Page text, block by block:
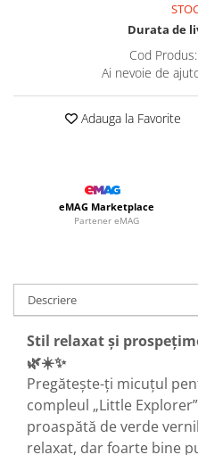
Durata de
Cod Produs:
Ai nevoie de
Adauga la Favorite
eMAG Marketplace
Partener eMAG
Descriere
Stil relaxat și
🌿☀️✨
Pregătește-ți micuțul
compleul „Little
proaspătă de verde
relaxat, dar foarte bine